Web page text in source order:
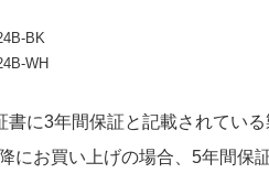
BK
WH
に3年間保証と記載されている
にお買い上げの場合、5年間保